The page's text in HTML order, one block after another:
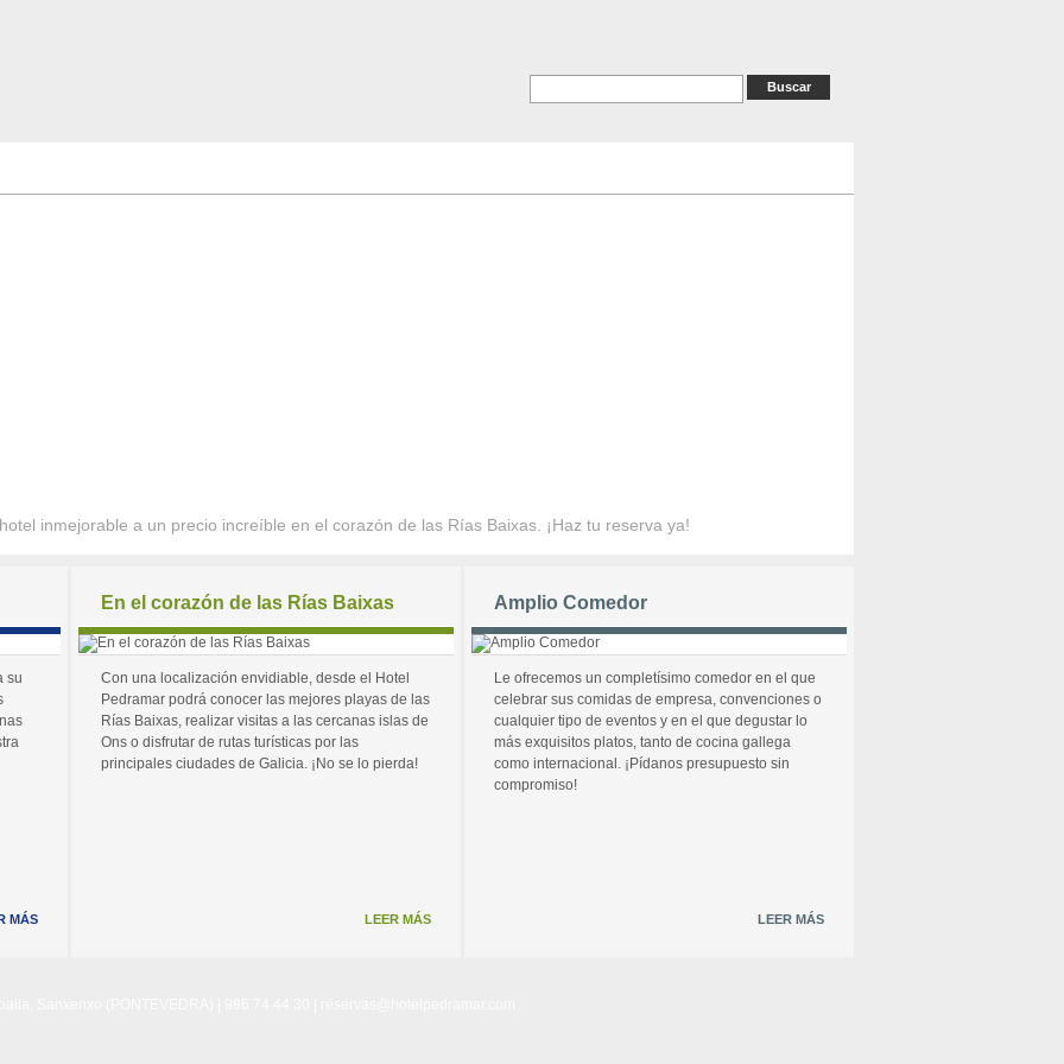
inmejorable a un precio increíble en el corazón de las Rías Baixas. ¡Haz tu reserva ya!
su
MÁS
En el corazón de las Rías Baixas
Con una localización envidiable, desde el Hotel
Pedramar podrá conocer las mejores playas de las
Rías Baixas, realizar visitas a las cercanas islas de
Ons o disfrutar de rutas turísticas por las
principales ciudades de Galicia. ¡No se lo pierda!
LEER MÁS
Amplio Comedor
Le ofrecemos un completísimo comedor en el que
celebrar sus comidas de empresa, convenciones o
cualquier tipo de eventos y en el que degustar lo
más exquisitos platos, tanto de cocina gallega
como internacional. ¡Pídanos presupuesto sin
compromiso!
LEER MÁS